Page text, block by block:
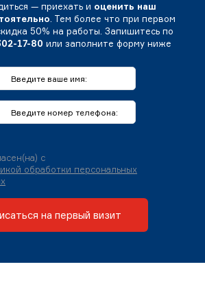
— приехать и оценить наш
. Тем более что при первом
50% на работы. Запишитесь по
17-80 или заполните форму ниже
с
обработки персональных
на первый визит